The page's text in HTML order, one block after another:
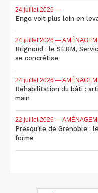
24 juillet 2026 —
Engo voit plus loin en
24 juillet 2026 —
Brignoud : le SERM,
se concrétise
24 juillet 2026 —
Réhabilitation du bâti :
main
22 juillet 2026 —
Presqu'île de Grenoble :
forme